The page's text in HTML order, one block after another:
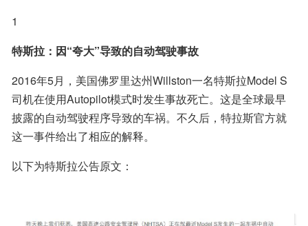
1
特斯拉：因“夸大”导致的自动驾驶事故
2016年5月，美国佛罗里达州Willston一名特斯拉Model S
司机在使用Autopilot模式时发生事故死亡。这是全球最早
披露的自动驾驶程序导致的车祸。不久后，特拉斯官方就
这一事件给出了相应的解释。
以下为特斯拉公告原文：